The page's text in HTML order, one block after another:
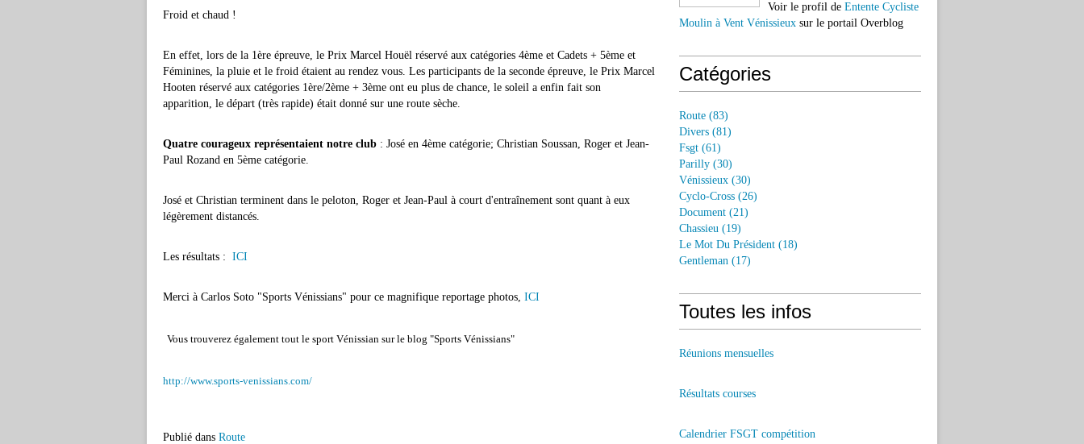
Froid et chaud !
En effet, lors de la 1ère épreuve, le Prix Marcel Houël réservé aux catégories 4ème et Cadets + 5ème et
Féminines, la pluie et le froid étaient au rendez vous. Les participants de la seconde épreuve, le Prix Marcel
Hooten réservé aux catégories 1ère/2ème + 3ème ont eu plus de chance, le soleil a enfin fait son
apparition, le départ (très rapide) était donné sur une route sèche.
Quatre courageux représentaient notre club : José en 4ème catégorie; Christian Soussan, Roger et Jean-
Paul Rozand en 5ème catégorie.
José et Christian terminent dans le peloton, Roger et Jean-Paul à court d'entraînement sont quant à eux
légèrement distancés.
Les résultats : ICI
Merci à Carlos Soto "Sports Vénissians" pour ce magnifique reportage photos, ICI
Vous trouverez également tout le sport Vénissian sur le blog "Sports Vénissians"
http://www.sports-venissians.com/
Publié dans Route
Voir le profil de Entente Cycliste
Moulin à Vent Vénissieux sur le portail Overblog
Catégories
Route (83)
Divers (81)
Fsgt (61)
Parilly (30)
Vénissieux (30)
Cyclo-Cross (26)
Document (21)
Chassieu (19)
Le Mot Du Président (18)
Gentleman (17)
Toutes les infos
Réunions mensuelles
Résultats courses
Calendrier FSGT compétition